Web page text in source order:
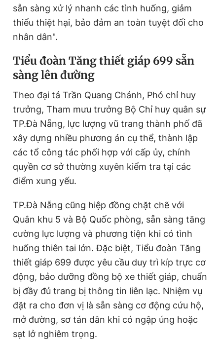
sẵn sàng xử lý nhanh các tình huống, giảm
thiểu thiệt hại, bảo đảm an toàn tuyệt đối cho
nhân dân".
Tiểu đoàn Tăng thiết giáp 699 sẵn
sàng lên đường
Theo đại tá Trần Quang Chánh, Phó chỉ huy
trưởng, Tham mưu trưởng Bộ Chỉ huy quân sự
TP.Đà Nẵng, lực lượng vũ trang thành phố đã
xây dựng nhiều phương án cụ thể, thành lập
các tổ công tác phối hợp với cấp ủy, chính
quyền cơ sở thường xuyên kiểm tra tại các
điểm xung yếu.
TP.Đà Nẵng cũng hiệp đồng chặt chẽ với
Quân khu 5 và Bộ Quốc phòng, sẵn sàng tăng
cường lực lượng và phương tiện khi có tình
huống thiên tai lớn. Đặc biệt, Tiểu đoàn Tăng
thiết giáp 699 được yêu cầu duy trì kíp trực cơ
động, bảo dưỡng đồng bộ xe thiết giáp, chuẩn
bị đầy đủ trang bị thông tin liên lạc. Nhiệm vụ
đặt ra cho đơn vị là sẵn sàng cơ động cứu hộ,
mở đường, sơ tán dân khi có ngập úng hoặc
sạt lở nghiêm trọng.